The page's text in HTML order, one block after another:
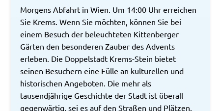
Morgens Abfahrt in Wien. Um 14:00 Uhr erreichen
Sie Krems. Wenn Sie möchten, können Sie bei
einem Besuch der beleuchteten Kittenberger
Gärten den besonderen Zauber des Advents
erleben. Die Doppelstadt Krems-Stein bietet
seinen Besuchern eine Fülle an kulturellen und
historischen Angeboten. Die mehr als
tausendjährige Geschichte der Stadt ist überall
gegenwärtig, sei es auf den Straßen und Plätzen,